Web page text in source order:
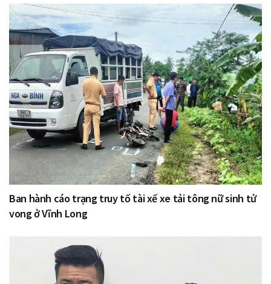
Ban hành cáo trạng truy tố tài xế xe tải tông nữ sinh tử
vong ở Vĩnh Long